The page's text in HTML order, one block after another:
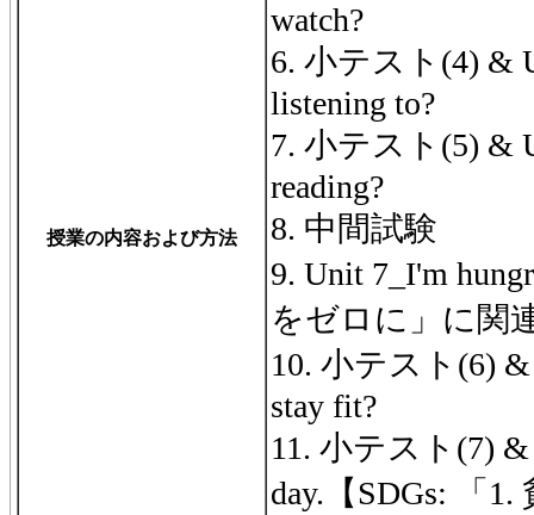
授業の内容および方法
watch?
6. 小テスト(4) &
listening to?
7. 小テスト(5) &
reading?
8. 中間試験
9. Unit 7_I'm
をゼロに」に関
10. 小テスト(6)
stay fit?
11. 小テスト(7) &
day.【SDGs: 「